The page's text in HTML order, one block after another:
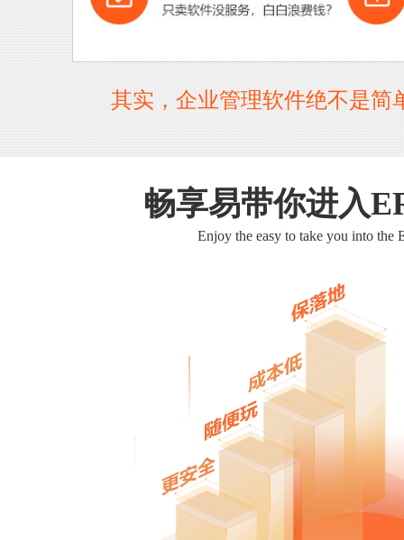
其实，企业管理软件绝不是
畅享易带你进入
Enjoy the easy to take you into the